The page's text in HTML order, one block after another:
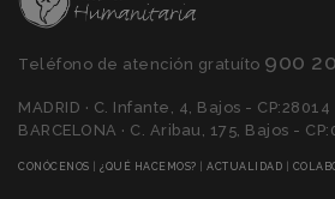
Teléfono de atención gratuíto 900
MADRID · C. Infante, 4, Bajos - CP:28014
BARCELONA · C. Aribau, 175, Bajos -
CONÓCENOS (CURRENT)
¿QUÉ HACEMOS? (CURRENT)
ACTUALIDAD